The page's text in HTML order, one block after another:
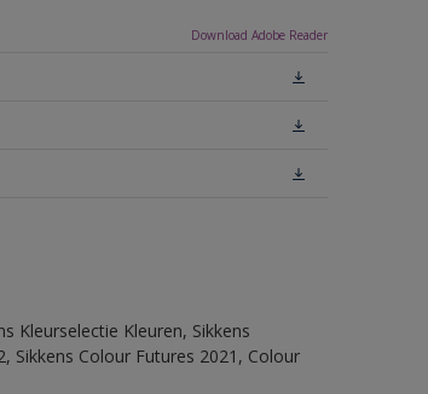
Download Adobe Reader
Kleurselectie Kleuren, Sikkens
Sikkens Colour Futures 2021, Colour